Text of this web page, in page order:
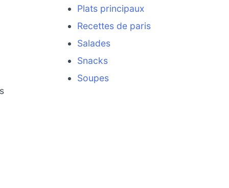
Plats principaux
Recettes de paris
Salades
Snacks
Soupes